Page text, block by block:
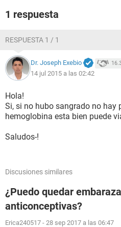
1 respuesta
RESPUESTA 1 / 1
Dr. Joseph Exebio
14 jul 2015 a las 02:42
Hola!
Si, si no hubo sangrado no hay
hemoglobina esta bien puede
Saludos-!
Discusiones similares
¿Puedo quedar
anticonceptivas?
Erica240517 - 28 sep 2017 a las 06:47